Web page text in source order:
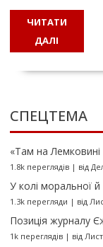
ЧИТАТИ
ДАЛІ
СПЕЦТЕМА
«Там на
1.8k переглядів| від
У колі моральної й
1.3k перегляди | від
Позиція журналу
1k переглядів| від